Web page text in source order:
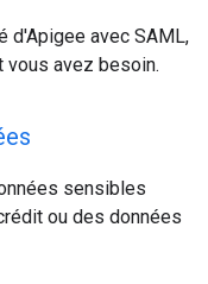
d'Apigee avec SAML,
vous avez besoin.
sensibles
ou des données